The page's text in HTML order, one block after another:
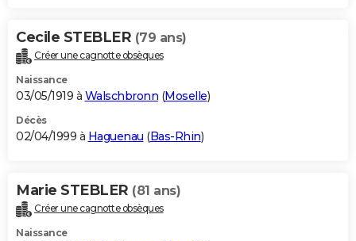
Cecile STEBLER (79 ans)
Créer une cagnotte obsèques
Naissance
03/05/1919 à Walschbronn (Moselle)
Décès
02/04/1999 à Haguenau (Bas-Rhin)
Marie STEBLER (81 ans)
Créer une cagnotte obsèques
Naissance